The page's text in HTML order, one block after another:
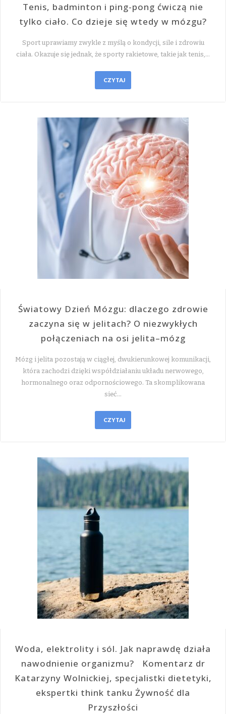
Tenis, badminton i ping-pong ćwiczą nie
tylko ciało. Co dzieje się wtedy w mózgu?
Sport uprawiamy zwykle z myślą o kondycji, sile i zdrowiu
ciała. Okazuje się jednak, że sporty rakietowe, takie jak tenis,…
CZYTAJ
Światowy Dzień Mózgu: dlaczego zdrowie
zaczyna się w jelitach? O niezwykłych
połączeniach na osi jelita–mózg
Mózg i jelita pozostają w ciągłej, dwukierunkowej komunikacji,
która zachodzi dzięki współdziałaniu układu nerwowego,
hormonalnego oraz odpornościowego. Ta skomplikowana
sieć…
CZYTAJ
Woda, elektrolity i sól. Jak naprawdę działa
nawodnienie organizmu? Komentarz dr
Katarzyny Wolnickiej, specjalistki dietetyki,
ekspertki think tanku Żywność dla
Przyszłości